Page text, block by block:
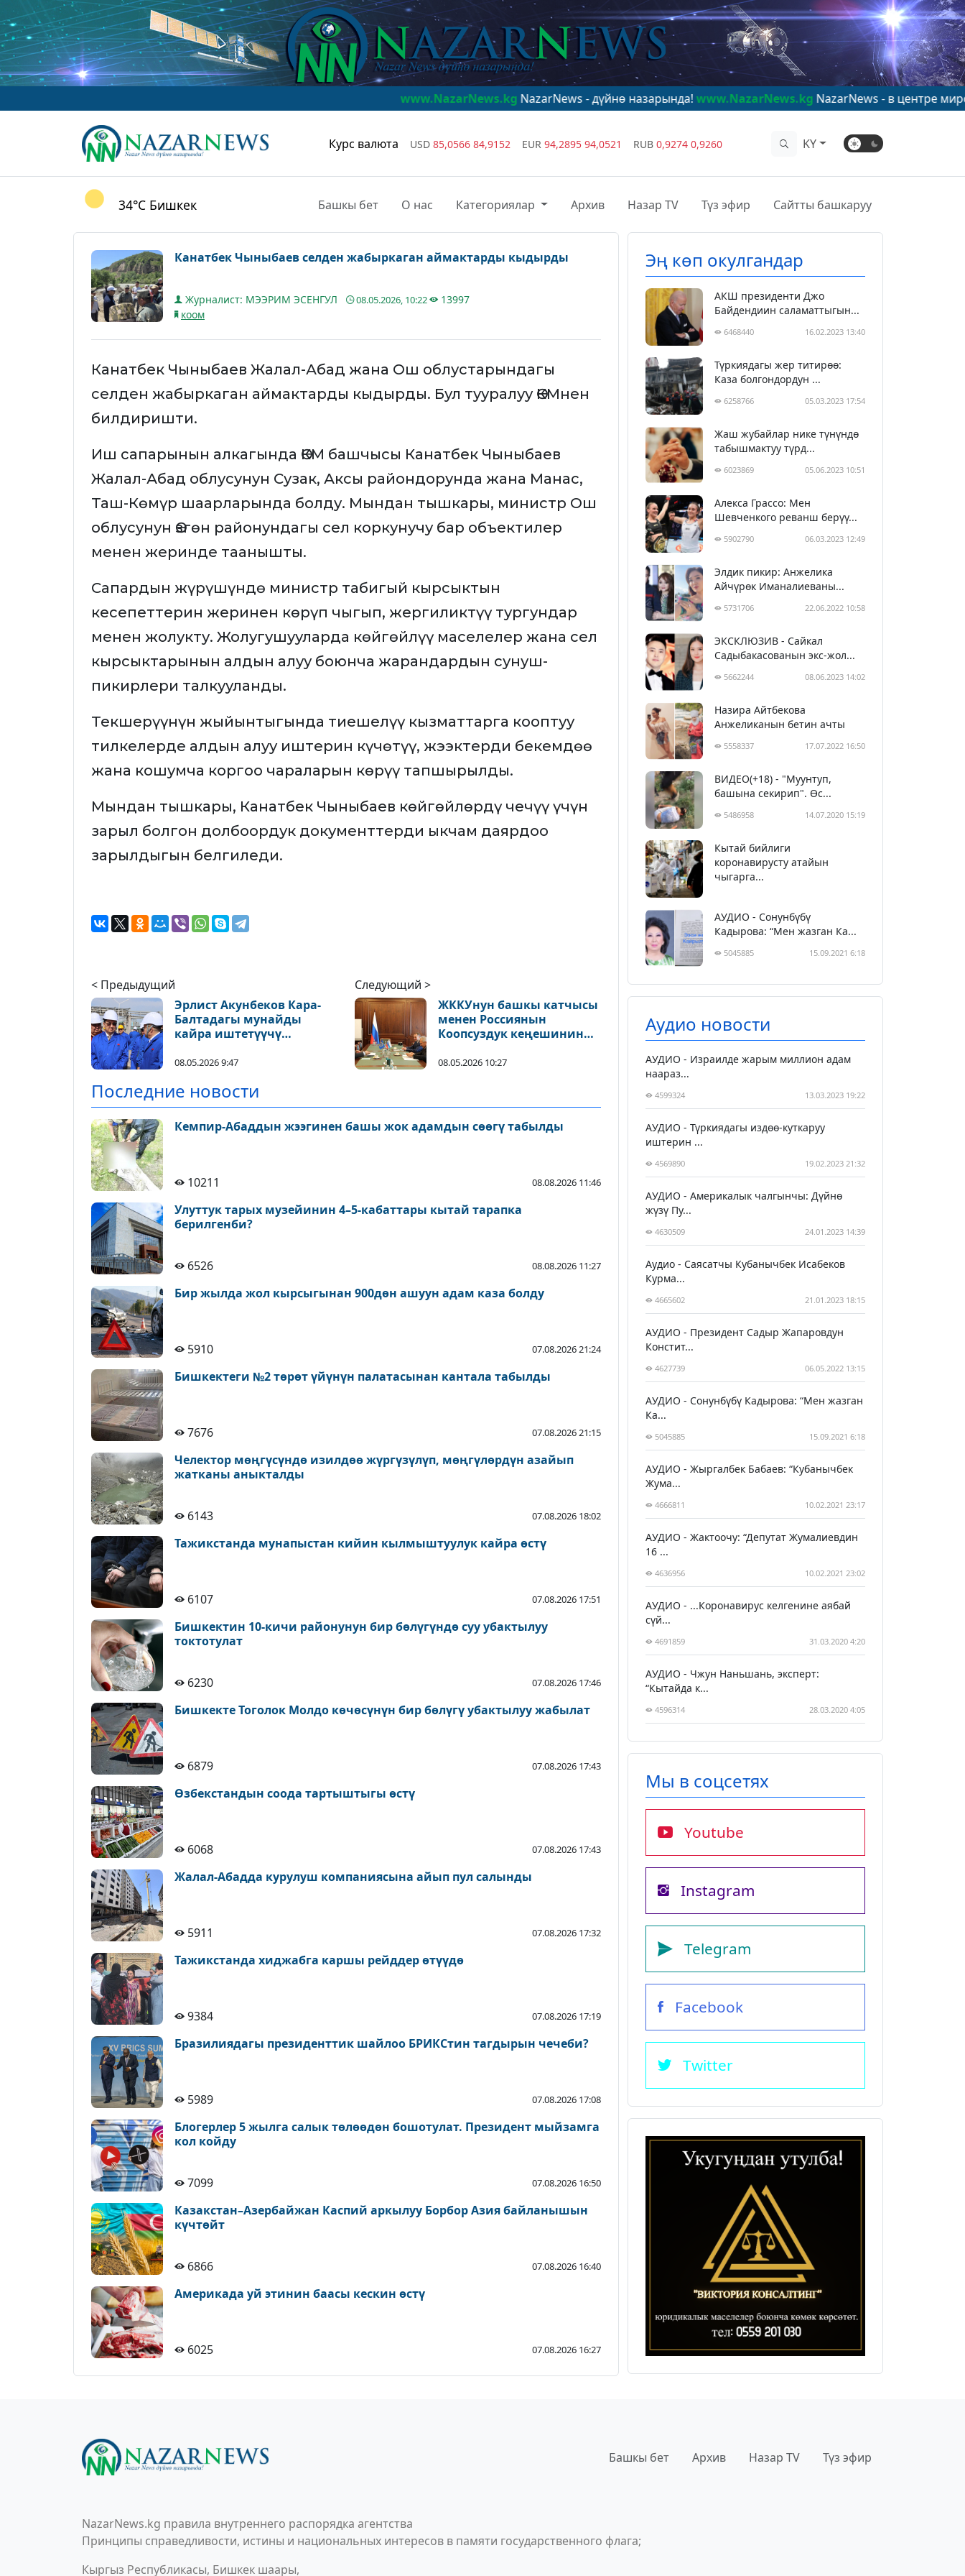
www.NazarNews.kgNazarNews - дүйнө назарында!www.NazarNews.kgNazarNews - в центре мирового
Курс валюта USD 85,0566 84,9152 EUR 94,2895 94,0521 RUB 0,9274 0,9260 KY
34°C Бишкек Башкы бет О нас Категориялар Архив Назар TV Түз эфир Сайтты башкаруу
Канатбек Чыныбаев селден жабыркаган аймактарды кыдырды
Журналист: МЭЭРИМ ЭСЕНГУЛ 08.05.2026, 10:22
13997
коом
Канатбек Чыныбаев Жалал-Абад жана Ош облустарындагы
селден жабыркаган аймактарды кыдырды. Бул тууралуу ӨКМнен
билдиришти.
Иш сапарынын алкагында ӨКМ башчысы Канатбек Чыныбаев
Жалал-Абад облусунун Сузак, Аксы райондорунда жана Манас,
Таш-Көмүр шаарларында болду. Мындан тышкары, министр Ош
облусунун Өзгөн районундагы сел коркунучу бар объектилер
менен жеринде таанышты.
Сапардын жүрүшүндө министр табигый кырсыктын
кесепеттерин жеринен көрүп чыгып, жергиликтүү тургундар
менен жолукту. Жолугушууларда көйгөйлүү маселелер жана сел
кырсыктарынын алдын алуу боюнча жарандардын сунуш-
пикирлери талкууланды.
Текшерүүнүн жыйынтыгында тиешелүү кызматтарга кооптуу
тилкелерде алдын алуу иштерин күчөтүү, жээктерди бекемдөө
жана кошумча коргоо чараларын көрүү тапшырылды.
Мындан тышкары, Канатбек Чыныбаев көйгөйлөрдү чечүү үчүн
зарыл болгон долбоордук документтерди ыкчам даярдоо
зарылдыгын белгиледи.
< Предыдущий
Эрлист Акунбеков Кара-
Балтадагы мунайды
кайра иштетүүчү
08.05.2026 9:47
Следующий >
ЖККУнун башкы катчысы
менен Россиянын
Коопсуздук кеңешинин
талкуулады
08.05.2026 10:27
Последние новости
Кемпир-Абаддын жээгинен башы жок адамдын сөөгү табылды
10211 08.08.2026 11:46
Улуттук тарых музейинин 4–5-кабаттары кытай тарапка
берилгенби?
6526 08.08.2026 11:27
Бир жылда жол кырсыгынан 900дөн ашуун адам каза болду
5910 07.08.2026 21:24
Бишкектеги №2 төрөт үйүнүн палатасынан кантала табылды
7676 07.08.2026 21:15
Челектор мөңгүсүндө изилдөө жүргүзүлүп, мөңгүлөрдүн азайып
жатканы аныкталды
6143 07.08.2026 18:02
Тажикстанда мунапыстан кийин кылмыштуулук кайра өстү
6107 07.08.2026 17:51
Бишкектин 10-кичи районунун бир бөлүгүндө суу убактылуу
токтотулат
6230 07.08.2026 17:46
Бишкекте Тоголок Молдо көчөсүнүн бир бөлүгү убактылуу жабылат
6879 07.08.2026 17:43
Өзбекстандын соода тартыштыгы өстү
6068 07.08.2026 17:43
Жалал-Абадда курулуш компаниясына айып пул салынды
5911 07.08.2026 17:32
Тажикстанда хиджабга каршы рейддер өтүүдө
9384 07.08.2026 17:19
Бразилиядагы президенттик шайлоо БРИКСтин тагдырын чечеби?
5989 07.08.2026 17:08
Блогерлер 5 жылга салык төлөөдөн бошотулат. Президент мыйзамга
кол койду
7099 07.08.2026 16:50
Казакстан–Азербайжан Каспий аркылуу Борбор Азия байланышын
күчтөйт
6866 07.08.2026 16:40
Америкада уй этинин баасы кескин өстү
6025 07.08.2026 16:27
Эң көп окулгандар
АКШ президенти Джо
Байдендиин саламаттыгын...
6468440 16.02.2023 13:40
Түркиядагы жер титирөө:
Каза болгондордун ...
6258766 05.03.2023 17:54
Жаш жубайлар нике түнүндө
табышмактуу түрд...
6023869 05.06.2023 10:51
Алекса Грассо: Мен
Шевченкого реванш берүү...
5902790 06.03.2023 12:49
Элдик пикир: Анжелика
Айчүрөк Иманалиеваны...
5731706 22.06.2022 10:58
ЭКСКЛЮЗИВ - Сайкал
Садыбакасованын экс-жол...
5662244 08.06.2023 14:02
Назира Айтбекова
Анжеликанын бетин ачты
5558337 17.07.2022 16:50
ВИДЕО(+18) - "Муунтуп,
башына секирип". Өс...
5486958 14.07.2020 15:19
Кытай бийлиги
коронавирусту атайын
чыгарга...
АУДИО - Сонунбүбү
Кадырова: “Мен жазган Ка...
5045885 15.09.2021 6:18
Аудио новости
АУДИО - Израилде жарым миллион адам
наараз...
4599324 13.03.2023 19:22
АУДИО - Түркиядагы издөө-куткаруу
иштерин ...
4569890 19.02.2023 21:32
АУДИО - Америкалык чалгынчы: Дүйнө
жүзү Пу...
4630509 24.01.2023 14:39
Аудио - Саясатчы Кубанычбек Исабеков
Курма...
4665602 21.01.2023 18:15
АУДИО - Президент Садыр Жапаровдун
Констит...
4627739 06.05.2022 13:15
АУДИО - Сонунбүбү Кадырова: “Мен жазган
Ка...
5045885 15.09.2021 6:18
АУДИО - Жыргалбек Бабаев: “Кубанычбек
Жума...
4666811 10.02.2021 23:17
АУДИО - Жактоочу: “Депутат Жумалиевдин
16 ...
4636956 10.02.2021 23:02
АУДИО - ...Коронавирус келгенине аябай
сүй...
4691859 31.03.2020 4:20
АУДИО - Чжун Наньшань, эксперт:
“Кытайда к...
4596314 28.03.2020 4:05
Мы в соцсетях
Youtube
Instagram
Telegram
Facebook
Twitter
Башкы бет Архив Назар TV Түз эфир
NazarNews.kg правила внутреннего распорядка агентства
Принципы справедливости, истины и национальных интересов в памяти государственного флага;
Кыргыз Республикасы, Бишкек шаары,